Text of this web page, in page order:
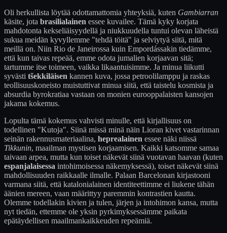
Oli herkullista löytää odottamattomia yhteyksiä, kuten Gambiarran
käsite, jota brasilialainen essee kuvailee. Tämä kyky korjata
mahdotonta kekseliäisyydellä ja niukkuudella tuntui olevan läheistä
sukua meidän kyvyllemme "tehdä töitä" ja selviytyä siitä, mitä
meillä on. Niin Rio de Janeirossa kuin Empordássakin tiedämme,
että kun taivas repeää, emme odota jumalien korjaavan sitä;
tartumme itse toimeen, vaikka likaantuisimme. Ja minua liikutti
syvästi tšekkiläisen kannen kuva, jossa petroolilamppu ja raskas
teollisuuskoneisto muistuttivat minua siitä, että taistelu kosmista ja
absurdia byrokratiaa vastaan on monien eurooppalaisten kansojen
jakama kokemus.
Lopulta tämä kokemus vahvisti minulle, että kirjallisuus on
todellinen "Kutoja". Siinä missä minä näin Lioran kivet vastarinnan
seinän rakennusmateriaalina, heprealainen essee näki niissä
Tikkunin, maailman mystisen korjaamisen. Kaikki katsomme samaa
taivaan arpea, mutta kun toiset näkevät siinä vuotavan haavan (kuten
espanjalaisessa intohimoisessa näkemyksessä), toiset näkevät siinä
mahdollisuuden raikkaalle ilmalle. Palaan Barcelonan kirjastooni
varmana siitä, että katalonialainen identiteettimme ei liukene tähän
äänien mereen, vaan määrittyy paremmin kontrastien kautta.
Olemme todellakin kivien ja tulen, järjen ja intohimon kansa, mutta
nyt tiedän, ettemme ole yksin pyrkimyksessämme paikata
epätäydellisen maailmankaikkeuden repeämiä.